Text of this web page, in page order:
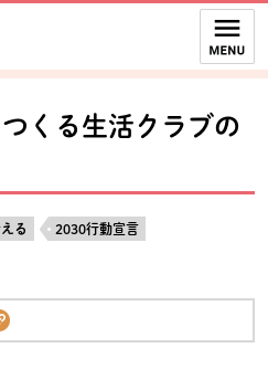
です。
プする
で。
くる生活クラブの
る 2030行動宣言